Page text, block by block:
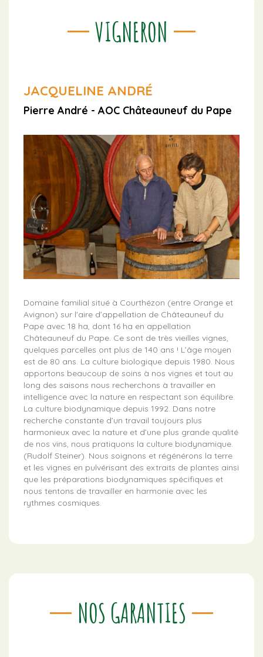
VIGNERON
JACQUELINE ANDRÉ
Pierre André - AOC Châteauneuf du Pape
Domaine familial situé à Courthézon (entre Orange et
Avignon) sur l'aire d’appellation de Châteauneuf du
Pape avec 18 ha, dont 16 ha en appellation
Châteauneuf du Pape. Ce sont de très vieilles vignes,
quelques parcelles ont plus de 140 ans ! L’âge moyen
est de 80 ans. La culture biologique depuis 1980. Nous
apportons beaucoup de soins à nos vignes et tout au
long des saisons nous recherchons à travailler en
intelligence avec la nature en respectant son équilibre.
La culture biodynamique depuis 1992. Dans notre
recherche constante d’un travail toujours plus
harmonieux avec la nature et d’une plus grande qualité
de nos vins, nous pratiquons la culture biodynamique.
(Rudolf Steiner). Nous soignons et régénérons la terre
et les vignes en pulvérisant des extraits de plantes ainsi
que les préparations biodynamiques spécifiques et
nous tentons de travailler en harmonie avec les
rythmes cosmiques.
NOS GARANTIES